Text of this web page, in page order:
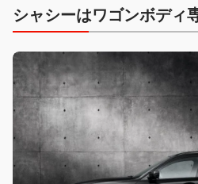
シャシーはワゴンボディ